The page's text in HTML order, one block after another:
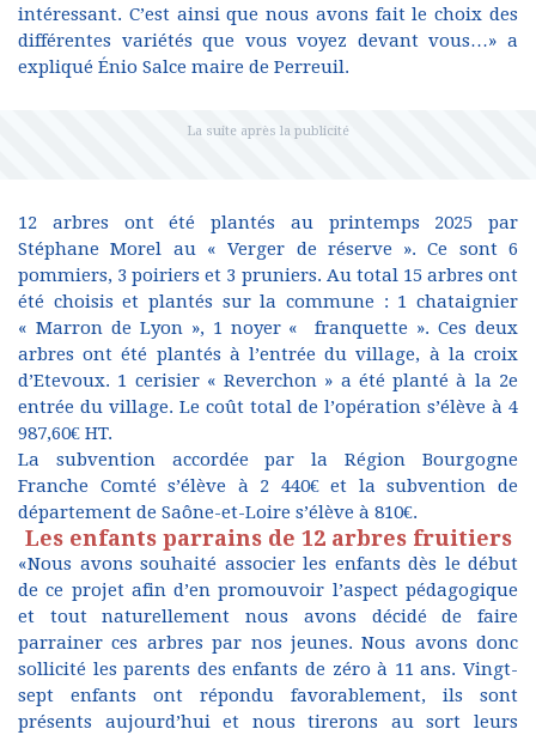
intéressant. C’est ainsi que nous avons fait le choix des
différentes variétés que vous voyez devant vous…» a
expliqué Énio Salce maire de Perreuil.
12 arbres ont été plantés au printemps 2025 par
Stéphane Morel au « Verger de réserve ». Ce sont 6
pommiers, 3 poiriers et 3 pruniers. Au total 15 arbres ont
été choisis et plantés sur la commune : 1 chataignier
« Marron de Lyon », 1 noyer « franquette ». Ces deux
arbres ont été plantés à l’entrée du village, à la croix
d’Etevoux. 1 cerisier « Reverchon » a été planté à la 2e
entrée du village. Le coût total de l’opération s’élève à 4
987,60€ HT.
La subvention accordée par la Région Bourgogne
Franche Comté s’élève à 2 440€ et la subvention de
département de Saône-et-Loire s’élève à 810€.
Les enfants parrains de 12 arbres fruitiers
«Nous avons souhaité associer les enfants dès le début
de ce projet afin d’en promouvoir l’aspect pédagogique
et tout naturellement nous avons décidé de faire
parrainer ces arbres par nos jeunes. Nous avons donc
sollicité les parents des enfants de zéro à 11 ans. Vingt-
sept enfants ont répondu favorablement, ils sont
présents aujourd’hui et nous tirerons au sort leurs